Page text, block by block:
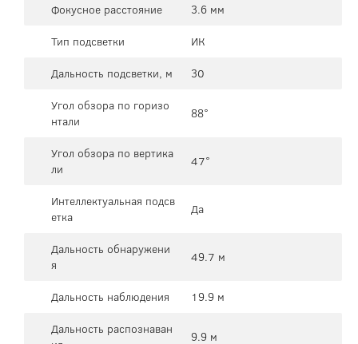
Фокусное расстояние
3.6 мм
Тип подсветки
ИК
Дальность подсветки, м
30
Угол обзора по горизо
нтали
88°
Угол обзора по вертика
ли
47°
Интеллектуальная подсв
етка
Да
Дальность обнаружени
я
49.7 м
Дальность наблюдения
19.9 м
Дальность распознаван
9.9 м